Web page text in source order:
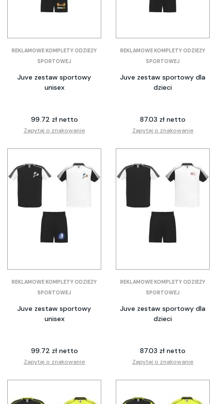
REKLAMOWE KOMPLETY ODZIEŻY
SPORTOWEJ
Juve zestaw sportowy
unisex
99.72 zł netto
Zapytaj o znakowanie
REKLAMOWE KOMPLETY ODZIEŻY
SPORTOWEJ
Juve zestaw sportowy dla
dzieci
87.03 zł netto
Zapytaj o znakowanie
REKLAMOWE KOMPLETY ODZIEŻY
SPORTOWEJ
Juve zestaw sportowy
unisex
99.72 zł netto
Zapytaj o znakowanie
REKLAMOWE KOMPLETY ODZIEŻY
SPORTOWEJ
Juve zestaw sportowy dla
dzieci
87.03 zł netto
Zapytaj o znakowanie